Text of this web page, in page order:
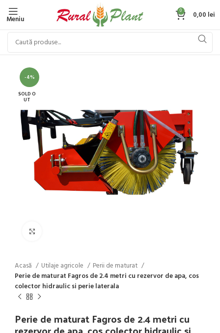
Meniu
0 0,00 lei
-4%
SOLD O
UT
Acasă Utilaje agricole
Perii de maturat
Perie de maturat Fagros de 2.4 metri cu rezervor de apa, cos
colector hidraulic si perie laterala
Perie de maturat Fagros de 2.4 metri cu